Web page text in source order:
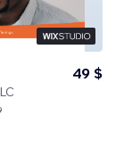
49 $